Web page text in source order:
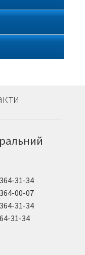
31-34
00-07
31-34
31-34